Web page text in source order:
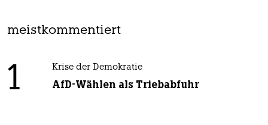
meistkommentiert
1 Krise der Demokratie
AfD-Wählen als Triebabfuhr